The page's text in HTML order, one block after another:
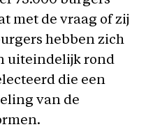
met de vraag of zij
hebben zich
uiteindelijk rond
die een
van de